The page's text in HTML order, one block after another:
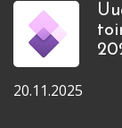
20.11.2025